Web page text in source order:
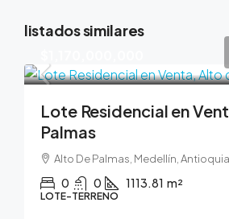
listados similares
Lote Residencial en
Palmas
Alto De Palmas, Medellín, Antioquia
0 0 1113.81 m²
LOTE-TERRENO